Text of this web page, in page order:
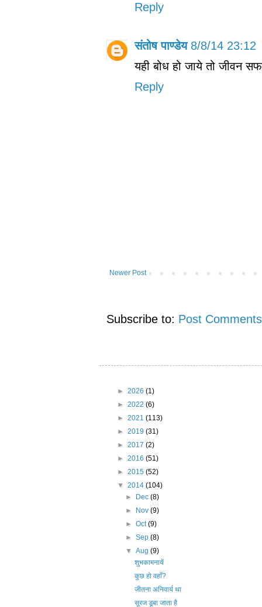
Reply
संतोष पाण्डेय 8/8/14 23:12
यही बोध हो जाये तो जीवन
Reply
Newer Post
Subscribe to: Post
► 2026 (1)
► 2022 (6)
► 2021 (113)
► 2019 (31)
► 2017 (2)
► 2016 (51)
► 2015 (52)
▼ 2014 (104)
►
Dec(8)
►
Nov(9)
►Oct(9)
►Sep(8)
▼Aug(9)
शुभकामनायें
कुछ हो वहाँ?
जीतना अनिवार्य था
सूरज डूबा जाता है